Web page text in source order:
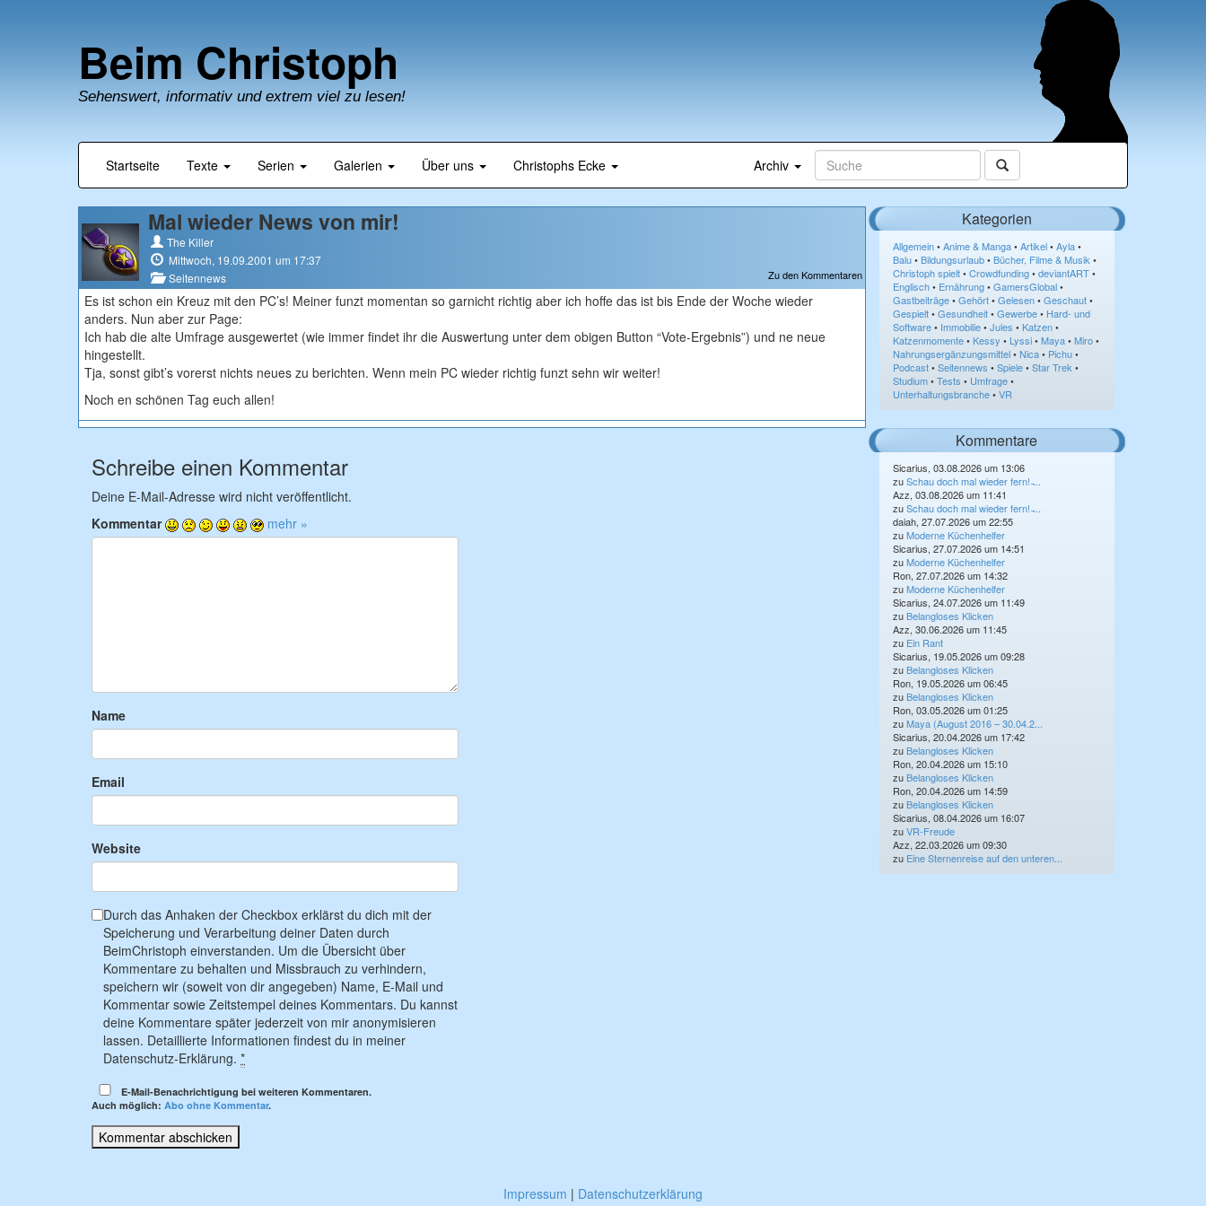
Beim Christoph
Sehenswert, informativ und extrem viel zu lesen!
Startseite Texte Serien Galerien Über uns Christophs Ecke Archiv
Mal wieder News von mir!
The Killer
Mittwoch, 19.09.2001 um 17:37
Zu den Kommentaren
Seitennews
Es ist schon ein Kreuz mit den PC’s! Meiner funzt momentan so garnicht richtig aber ich hoffe das ist bis Ende der Woche wieder
anders. Nun aber zur Page:
Ich hab die alte Umfrage ausgewertet (wie immer findet ihr die Auswertung unter dem obigen Button “Vote-Ergebnis”) und ne neue
hingestellt.
Tja, sonst gibt’s vorerst nichts neues zu berichten. Wenn mein PC wieder richtig funzt sehn wir weiter!
Noch en schönen Tag euch allen!
Schreibe einen Kommentar
Deine E-Mail-Adresse wird nicht veröffentlicht.
Kommentar
mehr »
Name
Email
Website
Durch das Anhaken der Checkbox erklärst du dich mit der
Speicherung und Verarbeitung deiner Daten durch
BeimChristoph einverstanden. Um die Übersicht über
Kommentare zu behalten und Missbrauch zu verhindern,
speichern wir (soweit von dir angegeben) Name, E-Mail und
Kommentar sowie Zeitstempel deines Kommentars. Du kannst
deine Kommentare später jederzeit von mir anonymisieren
lassen. Detaillierte Informationen findest du in meiner
Datenschutz-Erklärung. *
E-Mail-Benachrichtigung bei weiteren Kommentaren.
Auch möglich: Abo ohne Kommentar.
Kategorien
Allgemein • Anime & Manga • Artikel • Ayla •
Balu • Bildungsurlaub • Bücher, Filme & Musik •
Christoph spielt • Crowdfunding • deviantART •
Englisch • Ernährung • GamersGlobal •
Gastbeiträge • Gehört • Gelesen • Geschaut •
Gespielt • Gesundheit • Gewerbe • Hard- und
Software • Immobilie • Jules • Katzen •
Katzenmomente • Kessy • Lyssi • Maya • Miro •
Nahrungsergänzungsmittel • Nica • Pichu •
Podcast • Seitennews • Spiele • Star Trek •
Studium • Tests • Umfrage •
Unterhaltungsbranche • VR
Kommentare
Sicarius, 03.08.2026 um 13:06
zuSchau doch mal wieder fern! ̵...
Azz, 03.08.2026 um 11:41
zuSchau doch mal wieder fern! ̵...
daiah, 27.07.2026 um 22:55
zuModerne Küchenhelfer
Sicarius, 27.07.2026 um 14:51
zuModerne Küchenhelfer
Ron, 27.07.2026 um 14:32
zuModerne Küchenhelfer
Sicarius, 24.07.2026 um 11:49
zu Belangloses Klicken
Azz, 30.06.2026 um 11:45
zu Ein Rant
Sicarius, 19.05.2026 um 09:28
zu Belangloses Klicken
Ron, 19.05.2026 um 06:45
zu Belangloses Klicken
Ron, 03.05.2026 um 01:25
zuMaya (August 2016 – 30.04.2...
Sicarius, 20.04.2026 um 17:42
zu Belangloses Klicken
Ron, 20.04.2026 um 15:10
zu Belangloses Klicken
Ron, 20.04.2026 um 14:59
zu Belangloses Klicken
Sicarius, 08.04.2026 um 16:07
zuVR-Freude
Azz, 22.03.2026 um 09:30
zu Eine Sternenreise auf den unteren...
Impressum | Datenschutzerklärung